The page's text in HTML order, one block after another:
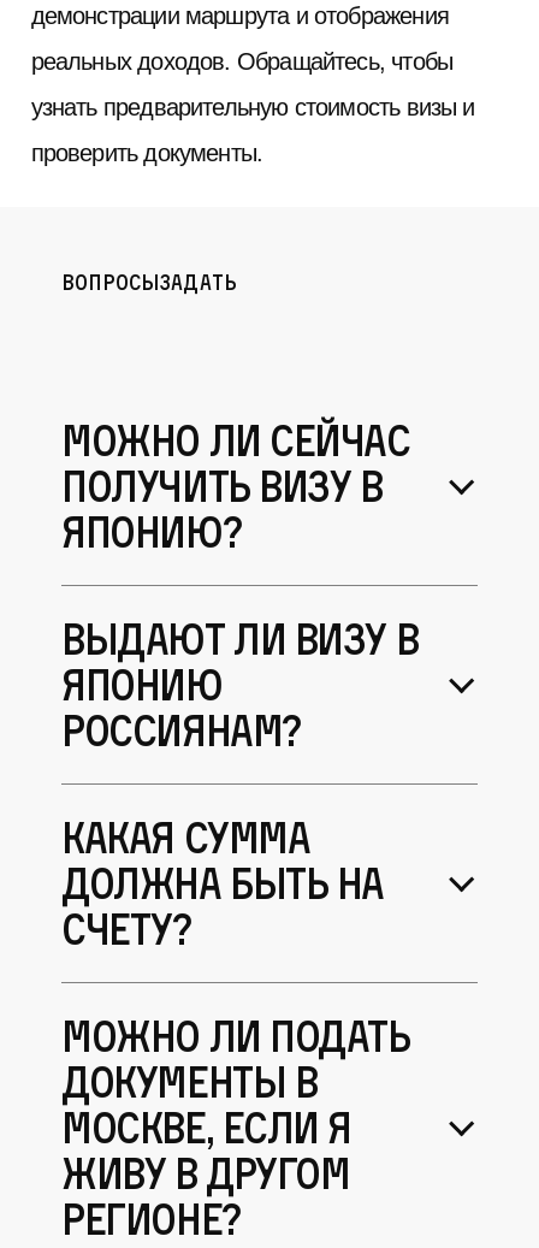
демонстрации маршрута и отображения
реальных доходов. Обращайтесь, чтобы
узнать предварительную стоимость визы и
проверить документы.
вопросызадать
Можно ли сейчас
получить визу в
Японию?
Выдают ли визу в
Японию
россиянам?
Какая сумма
должна быть на
счету?
Можно ли подать
документы в
Москве, если я
живу в другом
регионе?